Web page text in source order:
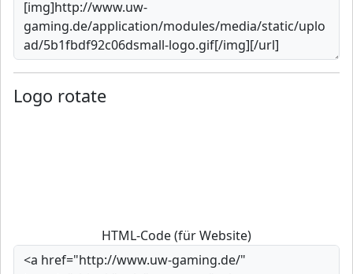
Logo rotate
HTML-Code (für Website)